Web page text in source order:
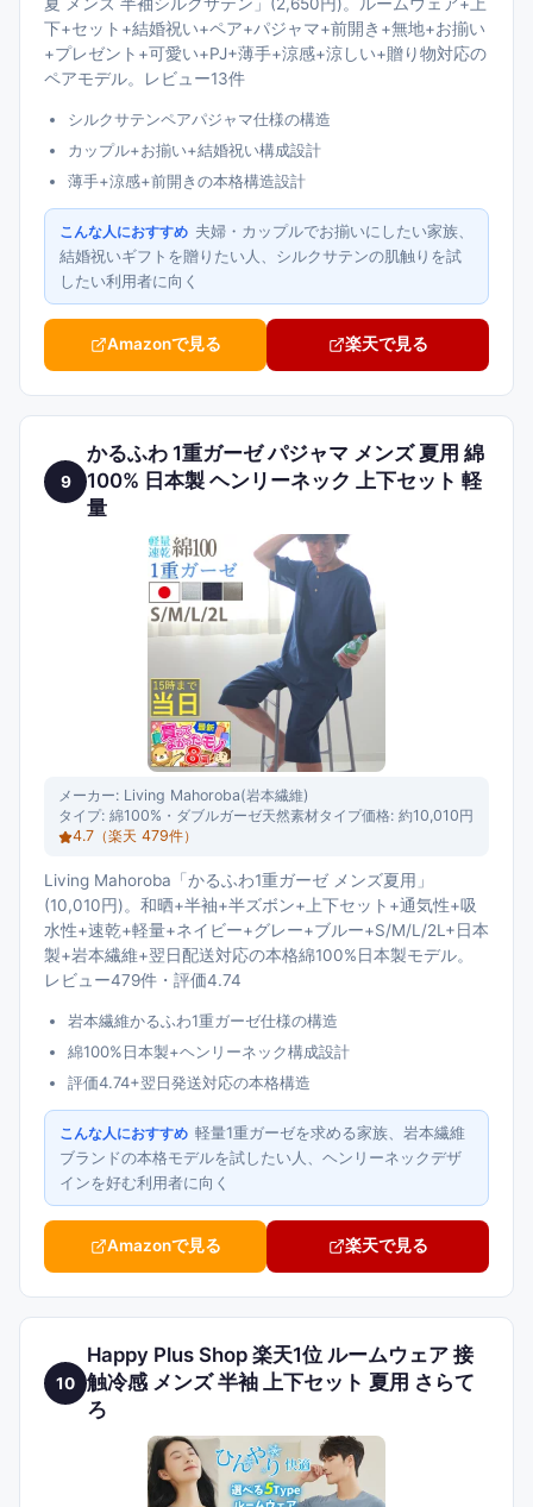
夏 メンズ 半袖シルクサテン」(2,650円)。ルームウェア+上
下+セット+結婚祝い+ペア+パジャマ+前開き+無地+お揃い
+プレゼント+可愛い+PJ+薄手+涼感+涼しい+贈り物対応の
ペアモデル。レビュー13件
シルクサテンペアパジャマ仕様の構造
カップル+お揃い+結婚祝い構成設計
薄手+涼感+前開きの本格構造設計
こんな人におすすめ 夫婦・カップルでお揃いにしたい家族、
結婚祝いギフトを贈りたい人、シルクサテンの肌触りを試
したい利用者に向く
Amazonで見る 楽天で見る
9
かるふわ 1重ガーゼ パジャマ メンズ 夏用 綿
100% 日本製 ヘンリーネック 上下セット 軽
量
メーカー: Living Mahoroba(岩本繊維)
タイプ: 綿100%・ダブルガーゼ天然素材タイプ価格: 約10,010円
4.7 （楽天 479件）
Living Mahoroba「かるふわ1重ガーゼ メンズ夏用」
(10,010円)。和晒+半袖+半ズボン+上下セット+通気性+吸
水性+速乾+軽量+ネイビー+グレー+ブルー+S/M/L/2L+日本
製+岩本繊維+翌日配送対応の本格綿100%日本製モデル。
レビュー479件・評価4.74
岩本繊維かるふわ1重ガーゼ仕様の構造
綿100%日本製+ヘンリーネック構成設計
評価4.74+翌日発送対応の本格構造
こんな人におすすめ 軽量1重ガーゼを求める家族、岩本繊維
ブランドの本格モデルを試したい人、ヘンリーネックデザ
インを好む利用者に向く
Amazonで見る 楽天で見る
10
Happy Plus Shop 楽天1位 ルームウェア 接
触冷感 メンズ 半袖 上下セット 夏用 さらて
ろ